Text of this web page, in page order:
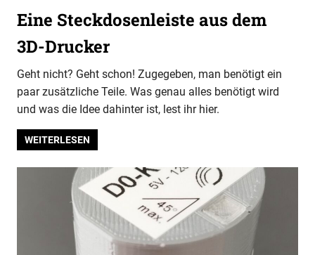
Eine Steckdosenleiste aus dem
3D-Drucker
Geht nicht? Geht schon! Zugegeben, man benötigt ein
paar zusätzliche Teile. Was genau alles benötigt wird
und was die Idee dahinter ist, lest ihr hier.
WEITERLESEN